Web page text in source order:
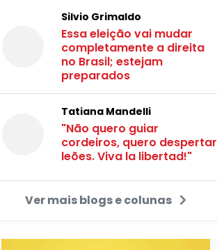
Silvio Grimaldo
Essa eleição vai mudar
completamente a direita
no Brasil; estejam
preparados
Tatiana Mandelli
"Não quero guiar
cordeiros, quero despertar
leões. Viva la libertad!"
Ver mais blogs e colunas